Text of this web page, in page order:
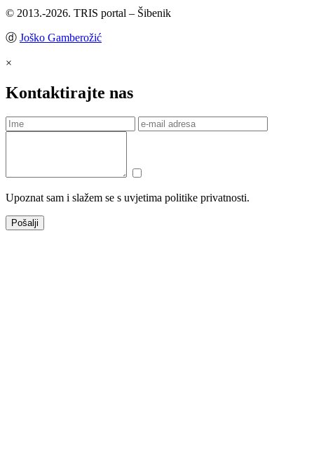
© 2013.-2026. TRIS portal – Šibenik
ⓓ Joško Gamberožić
×
Kontaktirajte nas
Upoznat sam i slažem se s uvjetima politike privatnosti.
Pošalji